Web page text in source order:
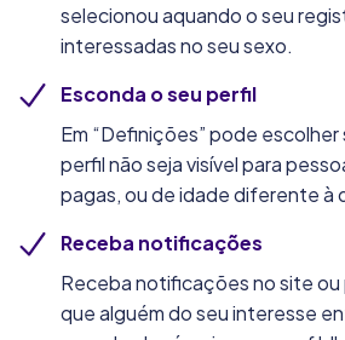
selecionou aquando o seu
interessadas no seu sexo.
Esconda o seu perfil
Em “Definições” pode
perfil não seja visível para
pagas, ou de idade diferente à
Receba notificações
Receba notificações no site ou
que alguém do seu interesse